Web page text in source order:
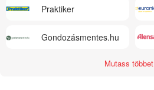
Praktiker
Gondozásmentes.hu
Mutass többet